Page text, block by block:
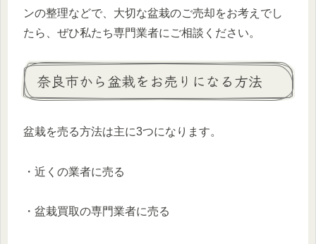
ンの整理などで、大切な盆栽のご売却をお考えでし
たら、ぜひ私たち専門業者にご相談ください。
奈良市から盆栽をお売りになる方法
盆栽を売る方法は主に3つになります。
・近くの業者に売る
・盆栽買取の専門業者に売る